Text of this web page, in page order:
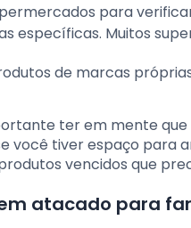
para
específicas. Muitos
de marcas
ter em mente
você tiver espaço para
vencidos que
atacado para